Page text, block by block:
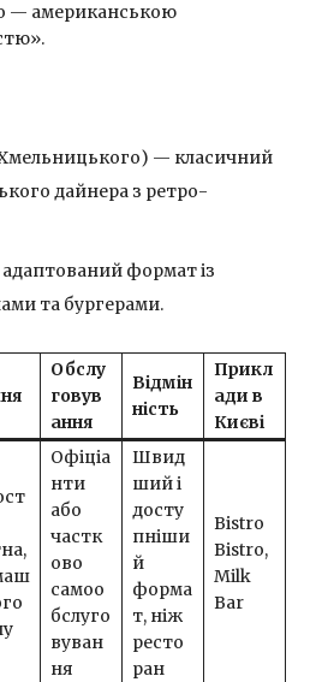
— американською
— класичний
дайнера з ретро-
формат із
та бургерами.
Обслу
говув
ання
Відмін
ність
Прикл
ади в
Києві
Офіціа
нти
або
частк
ово
самоо
бслуго
вуван
ня
Швид
ший і
досту
пніши
й
форма
т, ніж
ресто
ран
Bistro
Bistro,
Milk
Bar